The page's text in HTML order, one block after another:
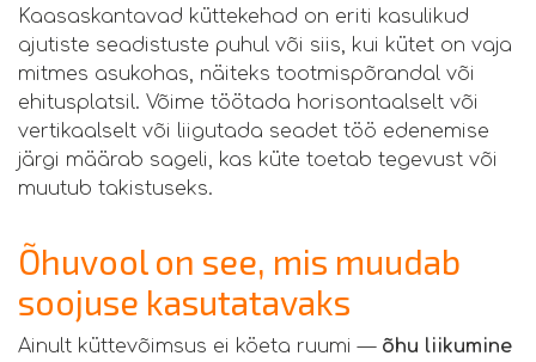
Kaasaskantavad küttekehad on eriti kasulikud
ajutiste seadistuste puhul või siis, kui kütet on vaja
mitmes asukohas, näiteks tootmispõrandal või
ehitusplatsil. Võime töötada horisontaalselt või
vertikaalselt või liigutada seadet töö edenemise
järgi määrab sageli, kas küte toetab tegevust või
muutub takistuseks.
Õhuvool on see, mis muudab
soojuse kasutatavaks
Ainult küttevõimsus ei köeta ruumi — õhu liikumine